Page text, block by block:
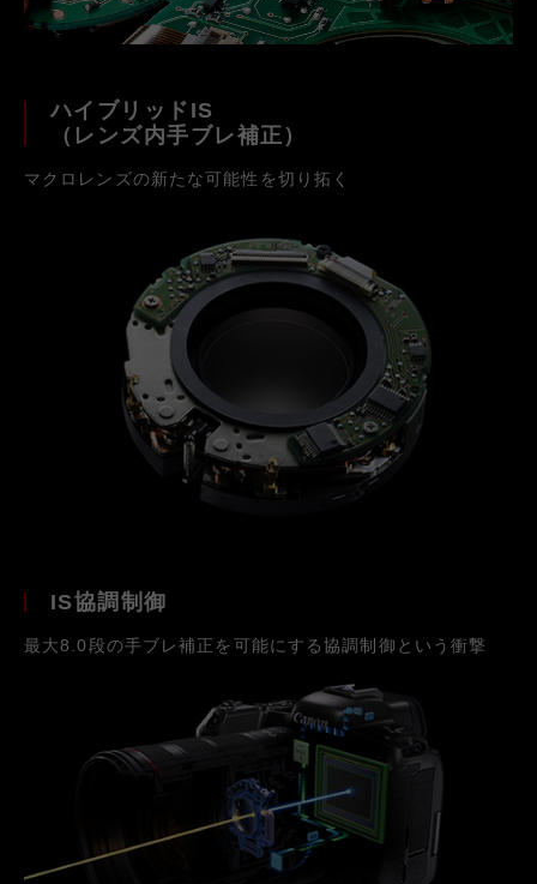
ハイブリッドIS
（レンズ内手ブレ補正）
マクロレンズの新たな可能性を切り拓く
IS協調制御
最大8.0段の手ブレ補正を可能にする協調制御という衝撃